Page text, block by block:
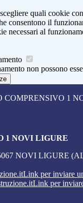
quali cookie
consentono il
necessari al
non possono
COMPRENSIVO 1
1 NOVI LIGURE
NOVI LIGURE
Link per inviare
Link per